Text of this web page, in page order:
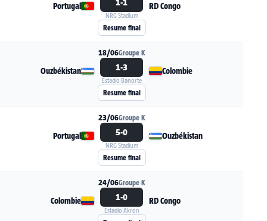
Voir la fiche du match Portugal - RD Congo
Portugal 1-1
NRG Stadium
RD Congo
Resume final
Voir la fiche du match Ouzbékistan - Colombie
18/06Groupe K
Ouzbékistan 1-3
Estadio Banorte
Colombie
Resume final
Voir la fiche du match Portugal - Ouzbékistan
23/06Groupe K
Portugal 5-0
NRG Stadium
Ouzbékistan
Resume final
Voir la fiche du match Colombie - RD Congo
24/06Groupe K
Colombie 1-0
Estadio Akron
RD Congo